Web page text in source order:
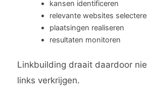
kansen identificeren
relevante websites
plaatsingen realiseren
resultaten monitoren
Linkbuilding draait daardoor
links verkrijgen.